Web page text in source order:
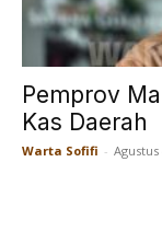
Pemprov
Kas Daerah
Warta Sofifi - Agustus